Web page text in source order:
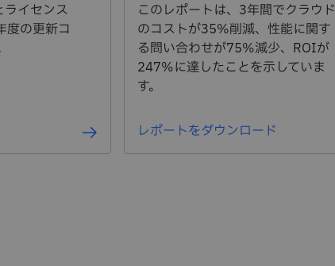
うチームを支援します。
イセンス
度の更新コ
このレポートは、3年間でクラウド
のコストが35%削減、性能に関す
る問い合わせが75%減少、ROIが
247%に達したことを示していま
す。
レポートをダウンロード